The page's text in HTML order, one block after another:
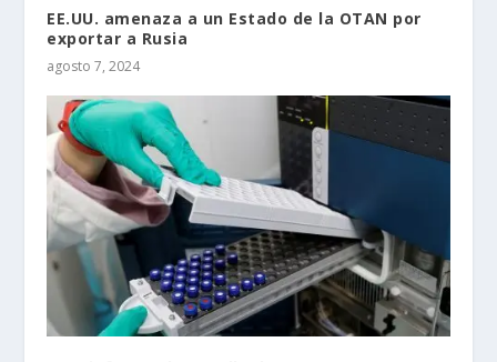
EE.UU. amenaza a un Estado de la OTAN por
exportar a Rusia
agosto 7, 2024